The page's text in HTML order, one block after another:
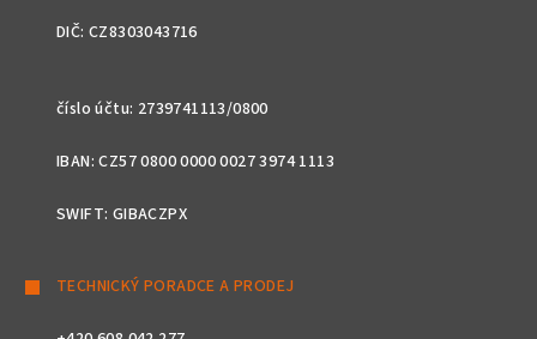
DIČ: CZ8303043716
číslo účtu: 2739741113/0800
IBAN: CZ57 0800 0000 0027 3974 1113
SWIFT: GIBACZPX
TECHNICKÝ PORADCE A PRODEJ